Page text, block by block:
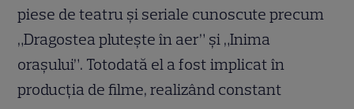
piese de teatru și seriale cunoscute precum
„Dragostea plutește în aer” și „Inima
orașului”. Totodată el a fost implicat în
producția de filme, realizând constant